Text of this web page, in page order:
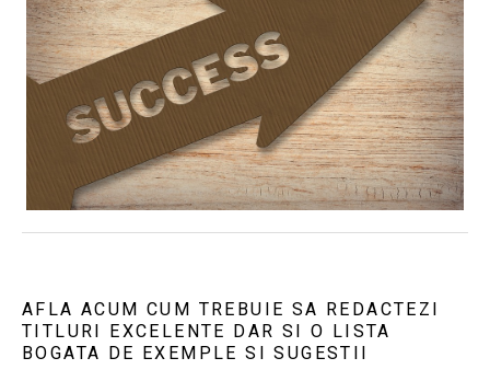
AFLA ACUM CUM TREBUIE SA REDACTEZI
TITLURI EXCELENTE DAR SI O LISTA
BOGATA DE EXEMPLE SI SUGESTII